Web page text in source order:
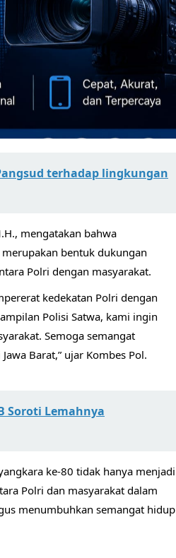
terhadap lingkungan
mengatakan bahwa
bentuk dukungan
Polri dengan masyarakat.
kedekatan Polri dengan
Polisi Satwa, kami ingin
Semoga semangat
Barat,” ujar Kombes Pol.
Soroti Lemahnya
ke-80 tidak hanya menjadi
Polri dan masyarakat dalam
menumbuhkan semangat hidup